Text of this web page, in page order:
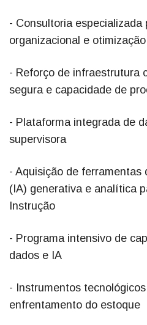
- Consultoria especializada
organizacional e
- Reforço de infraestrutura
segura e capacidade de
- Plataforma integrada de
supervisora
- Aquisição de ferramentas
(IA) generativa e analítica
Instrução
- Programa intensivo de
dados e IA
- Instrumentos
enfrentamento do estoque